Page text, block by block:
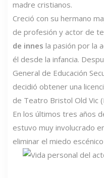
madre cristianos.
Creció con su hermano
de profesión y actor de
de innes la pasión por la
él desde la infancia.
General de Educación
decidió obtener una
de Teatro Bristol Old Vic
En los últimos tres años
estuvo muy involucrado
eliminar el miedo